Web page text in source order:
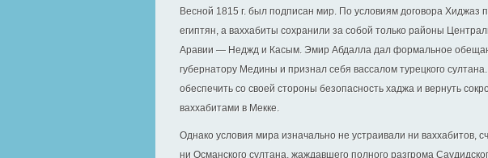
Весной 1815 г. был подписан мир. По условиям договора Хиджаз
египтян, а ваххабиты сохранили за собой только районы
Аравии — Неджд и Касым. Эмир Абдалла дал формальное
губернатору Медины и признал себя вассалом турецкого
обеспечить со своей стороны безопасность хаджа и вернуть
ваххабитами в Мекке.
Однако условия мира изначально не устраивали ни ваххабитов,
ни Османского султана, жаждавшего полного разгрома